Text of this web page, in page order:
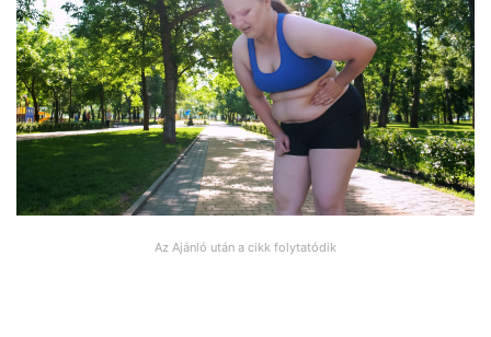
Az Ajánló után a cikk folytatódik